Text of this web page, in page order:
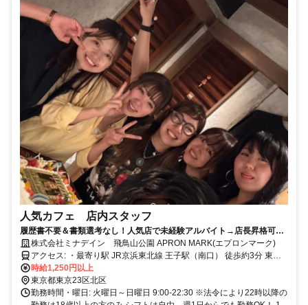
人気カフェ 店内スタッフ
履歴書不要＆書類選考なし！人気店で未経験アルバイト→店長昇格可
能！週1～3h～勤務OK＆髪型・髪色自由＆ピアスOK（当社規定あり）
＆副業・WワークOK
株式会社ミナデイン 飛鳥山公園 APRON MARK(エプロンマーク)
アクセス: ・最寄り駅 JR京浜東北線 王子駅（南口） 徒歩約3分 東京
さくらトラム（都電荒川線） 飛鳥山停留場 徒歩約2分 東京メトロ南
北線 王子駅（1番出口） 徒歩約5分 東京さくらトラム（都電荒川線）
王子駅前停留場 徒歩約5分 東京メトロ南北線 西ケ原駅 徒歩約8分 JR
時給1,250円以上
東京都東京23区北区
勤務時間・曜日: 火曜日～日曜日 9:00-22:30 ※法令により22時以降の